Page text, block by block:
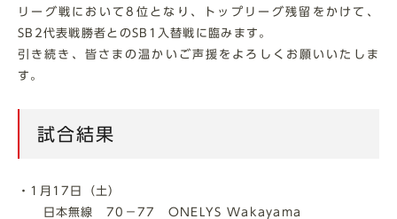
リーグ戦において8位となり、トップリーグ残留をかけて、
SB2代表戦勝者とのSB1入替戦に臨みます。
引き続き、皆さまの温かいご声援をよろしくお願いいたしま
す。
試合結果
・1月17日（土）
日本無線 70－77 ONELYS Wakayama